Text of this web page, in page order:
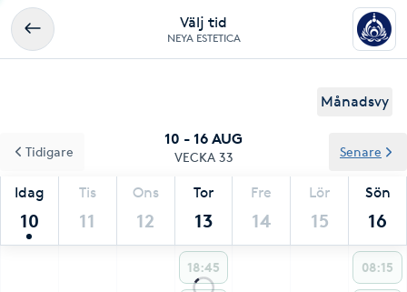
Välj tid
NEYA ESTETICA
Månadsvy
10 - 16 AUG
VECKA 33
Idag
10
Tis
11
Ons
12
Tor
13
Fre
14
Lör
15
Sön
16
Tidigare Senare
18:45 08:15